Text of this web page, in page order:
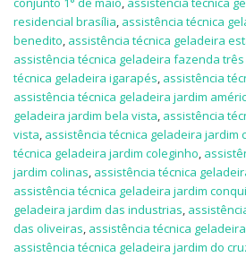
residencial brasília, assistência técnica
benedito, assistência técnica geladeira
assistência técnica geladeira fazenda
técnica geladeira igarapés, assistência
assistência técnica geladeira jardim
geladeira jardim bela vista, assistência
vista, assistência técnica geladeira jardim
técnica geladeira jardim coleginho,
jardim colinas, assistência técnica
assistência técnica geladeira jardim
geladeira jardim das industrias,
das oliveiras, assistência técnica
assistência técnica geladeira jardim do